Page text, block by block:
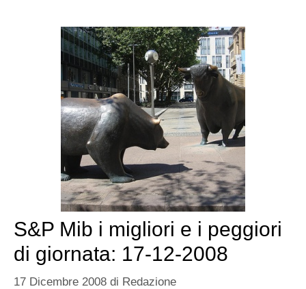
S&P Mib i migliori e i peggiori
di giornata: 17-12-2008
17 Dicembre 2008 di Redazione